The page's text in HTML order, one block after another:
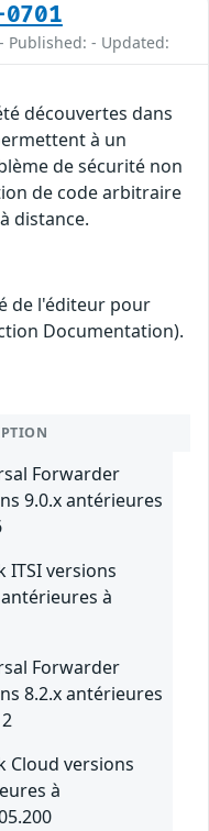
- Published: - Updated:
découvertes dans
à un
de sécurité non
de code arbitraire
distance.
de l'éditeur pour
Documentation).
Forwarder
9.0.x antérieures
ITSI versions
à
Forwarder
8.2.x antérieures
Cloud versions
à